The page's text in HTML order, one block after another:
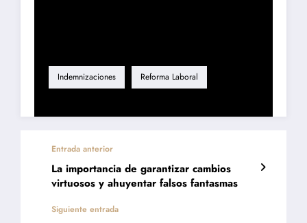
Indemnizaciones Reforma Laboral
Entrada anterior
La importancia de garantizar cambios
virtuosos y ahuyentar falsos fantasmas
Siguiente entrada